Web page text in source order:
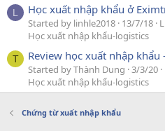
L Học xuất nhập khẩu ở
Started by linhle2018 13/7/18
Học xuất nhập khẩu-logistics
T Review học xuất nhập
Started by Thành Dung 3/3/20
Học xuất nhập khẩu-logistics
Chứng từ xuất nhập khẩu